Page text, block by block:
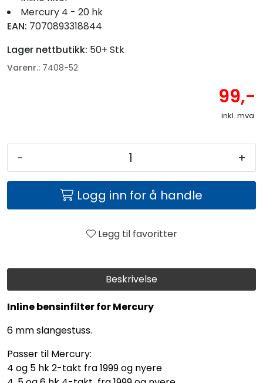
Beskrivelse
Inline bensinfilter for Mercury
6 mm slangestuss.
Passer til Mercury:
4 og 5 hk 2-takt fra 1999 og nyere
Mercury 4 - 20 hk
EAN: 7070893318844
Lager nettbutikk: 50+ Stk
Varenr.: 7408-52
99,-
inkl. mva.
- +
Logg inn for å handle
Legg til favoritter
Seil
Nyheter